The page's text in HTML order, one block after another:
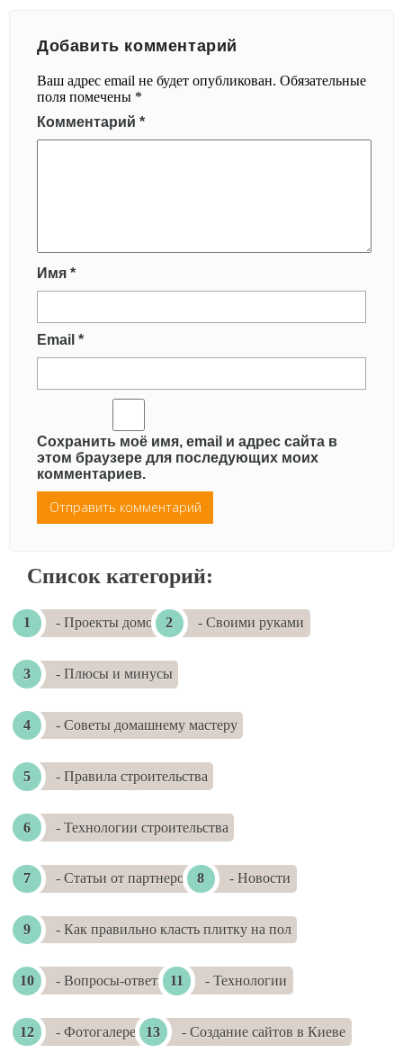
Добавить комментарий
Ваш адрес email не будет опубликован. Обязательные
поля помечены *
Комментарий *
Имя *
Email *
Сохранить моё имя, email и адрес сайта в
этом браузере для последующих моих
комментариев.
Список категорий:
- Проекты домов - Своими руками
- Плюсы и минусы
- Советы домашнему мастеру
- Правила строительства
- Технологии строительства
- Статьи от партнеров - Новости
- Как правильно класть плитку на пол
- Вопросы-ответы - Технологии
- Фотогалереи - Создание сайтов в Киеве